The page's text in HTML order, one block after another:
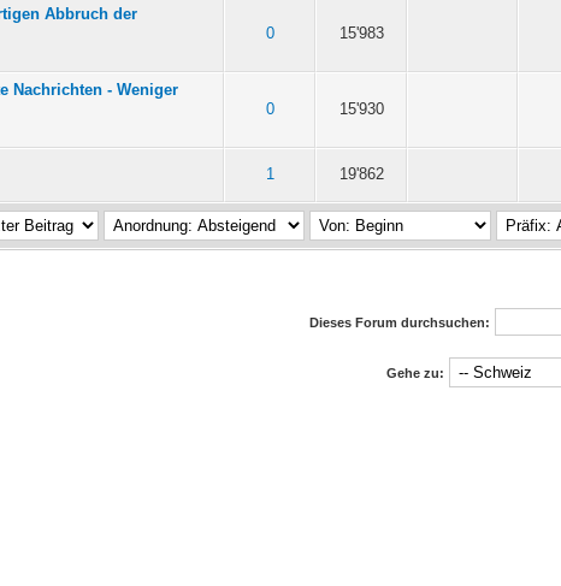
Abbruch der
0 15'983
Nachrichten - Weniger
0 15'930
1 19'862
Dieses Forum durchsuchen:
Gehe zu: